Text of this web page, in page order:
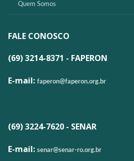
Quem Somos
FALE CONOSCO
(69) 3214-8371 - FAPERON
E-mail: faperon@faperon.org.br
(69) 3224-7620 - SENAR
E-mail: senar@senar-ro.org.br